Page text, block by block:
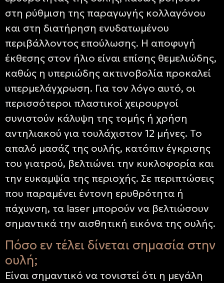
στη ρύθμιση της παραγωγής κολλαγόνου
και στη διατήρηση ενυδατωμένου
περιβάλλοντος επούλωσης. Η αποφυγή
έκθεσης στον ήλιο είναι επίσης θεμελιώδης,
καθώς η υπεριώδης ακτινοβολία προκαλεί
υπερμελάγχρωση. Για τον λόγο αυτό, οι
περισσότεροι πλαστικοί χειρουργοί
συνιστούν κάλυψη της τομής ή χρήση
αντηλιακού για τουλάχιστον 12 μήνες. Το
απαλό μασάζ της ουλής, κατόπιν έγκρισης
του γιατρού, βελτιώνει την κυκλοφορία και
την ευκαμψία της περιοχής. Σε περιπτώσεις
που παραμένει έντονη ερυθρότητα ή
πάχυνση, τα laser μπορούν να βελτιώσουν
σημαντικά την αισθητική εικόνα της ουλής.
Πόσο εν τέλει δίνεται σημασία στην
ουλή;
Είναι σημαντικό να τονιστεί ότι η μεγάλη